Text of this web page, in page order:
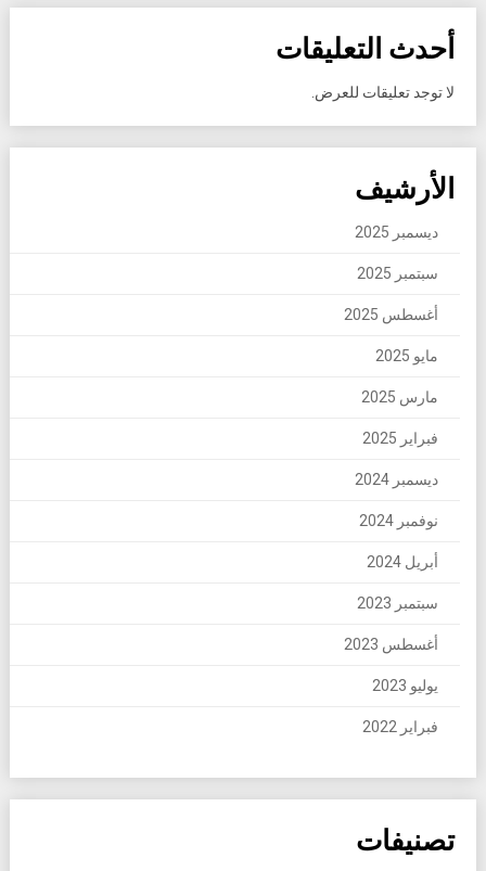
أحدث التعليقات
لا توجد تعليقات للعرض.
الأرشيف
ديسمبر 2025
سبتمبر 2025
أغسطس 2025
مايو 2025
مارس 2025
فبراير 2025
ديسمبر 2024
نوفمبر 2024
أبريل 2024
سبتمبر 2023
أغسطس 2023
يوليو 2023
فبراير 2022
تصنيفات